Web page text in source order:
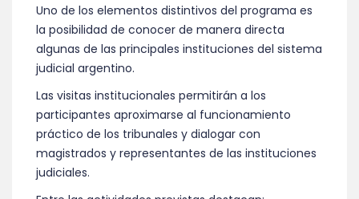
Uno de los elementos distintivos del programa es
la posibilidad de conocer de manera directa
algunas de las principales instituciones del sistema
judicial argentino.
Las visitas institucionales permitirán a los
participantes aproximarse al funcionamiento
práctico de los tribunales y dialogar con
magistrados y representantes de las instituciones
judiciales.